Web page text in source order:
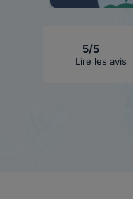
5/5
Lire les avis